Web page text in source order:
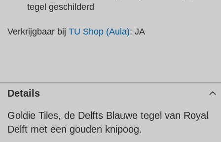
tegel geschilderd
Verkrijgbaar bij TU Shop (Aula): JA
Details
Goldie Tiles, de Delfts Blauwe tegel van Royal
Delft met een gouden knipoog.